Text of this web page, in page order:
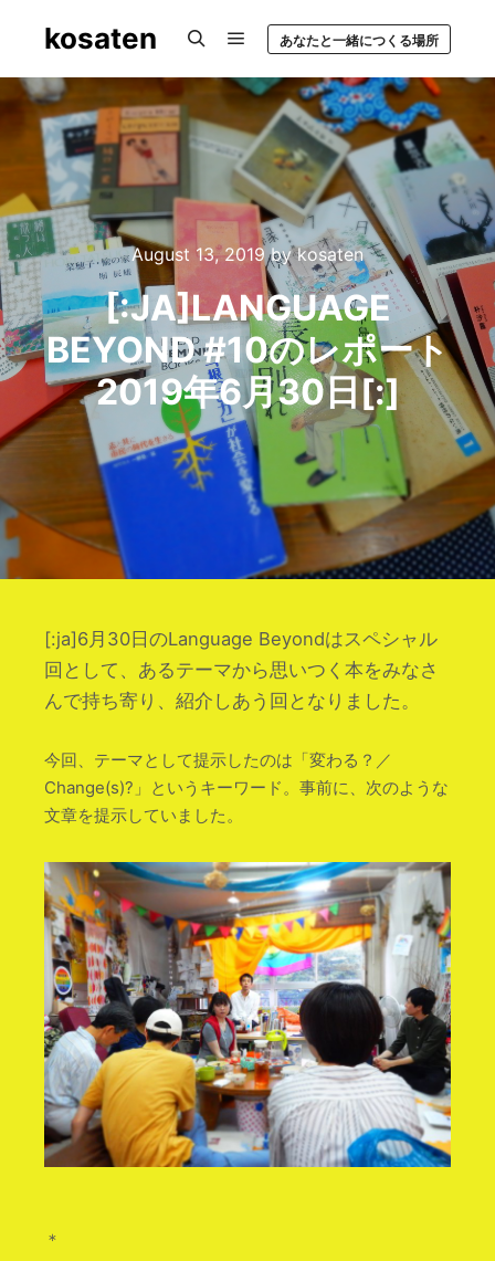
kosaten あなたと一緒につくる場所
August 13, 2019bykosaten
[:JA]LANGUAGE
BEYOND #10のレポート
2019年6月30日[:]
[:ja]6月30日のLanguage Beyondはスペシャル
回として、あるテーマから思いつく本をみなさ
んで持ち寄り、紹介しあう回となりました。
今回、テーマとして提示したのは「変わる？／
Change(s)?」というキーワード。事前に、次のような
文章を提示していました。
＊